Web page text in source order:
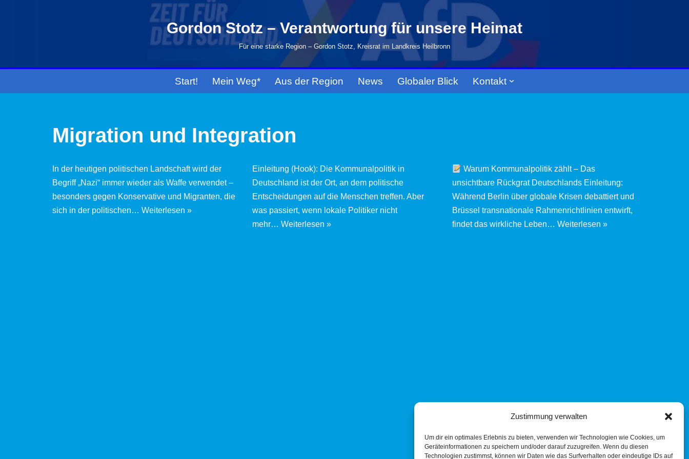
Zustimmung verwalten
Um dir ein optimales Erlebnis zu bieten, verwenden wir Technologien wie Cookies, um
Geräteinformationen zu speichern und/oder darauf zuzugreifen. Wenn du diesen
Technologien zustimmst, können wir Daten wie das Surfverhalten oder eindeutige IDs auf
Gordon Stotz – Verantwortung für unsere Heimat
Für eine starke Region – Gordon Stotz, Kreisrat im Landkreis Heilbronn
Start! Mein Weg* Aus der Region News Globaler Blick Kontakt
Migration und Integration
In der heutigen politischen Landschaft wird der
Begriff „Nazi“ immer wieder als Waffe verwendet –
besonders gegen Konservative und Migranten, die
sich in der politischen… Weiterlesen »
Einleitung (Hook): Die Kommunalpolitik in
Deutschland ist der Ort, an dem politische
Entscheidungen auf die Menschen treffen. Aber
was passiert, wenn lokale Politiker nicht
mehr… Weiterlesen »
Warum Kommunalpolitik zählt – Das
unsichtbare Rückgrat Deutschlands Einleitung:
Während Berlin über globale Krisen debattiert und
Brüssel transnationale Rahmenrichtlinien entwirft,
findet das wirkliche Leben… Weiterlesen »